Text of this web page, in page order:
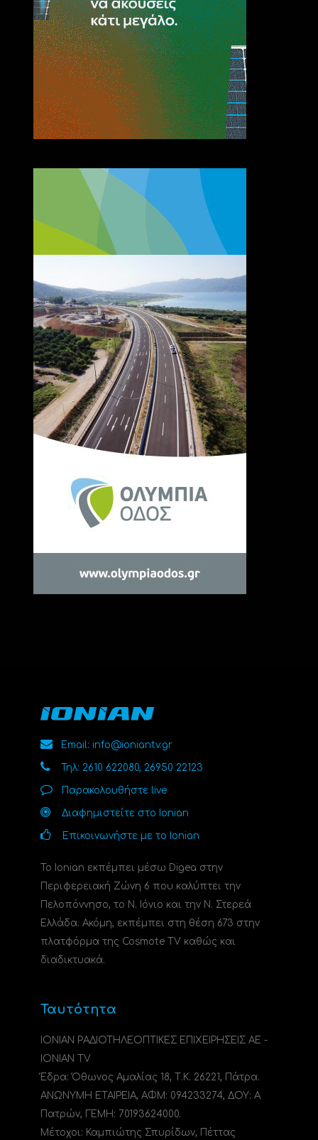
Email: info@ioniantv.gr
Τηλ: 2610 622080, 26950 22123
Παρακολουθήστε live
Διαφημιστείτε στο Ionian
Επικοινωνήστε με το Ionian
Το Ionian εκπέμπει μέσω Digea στην
Περιφερειακή Ζώνη 6 που καλύπτει την
Πελοπόννησο, το N. Ιόνιο και την Ν. Στερεά
Ελλάδα. Ακόμη, εκπέμπει στη θέση 673 στην
πλατφόρμα της Cosmote TV καθώς και
διαδικτυακά.
Ταυτότητα
ΙΟΝΙΑΝ ΡΑΔΙΟΤΗΛΕΟΠΤΙΚΕΣ ΕΠΙΧΕΙΡΗΣΕΙΣ ΑΕ -
IONIAN TV
Έδρα: Όθωνος Αμαλίας 18, Τ.Κ. 26221, Πάτρα.
ΑΝΩΝΥΜΗ ΕΤΑΙΡΕΙΑ, ΑΦΜ: 094233274, ΔΟΥ: A
Πατρών, ΓΕΜΗ: 70193624000.
Μέτοχοι: Καμπιώτης Σπυρίδων, Πέττας